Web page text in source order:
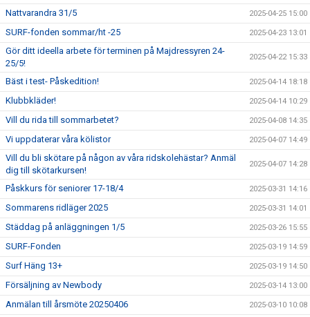
Nattvarandra 31/5 2025-04-25 15:00
SURF-fonden sommar/ht -25 2025-04-23 13:01
Gör ditt ideella arbete för terminen på Majdressyren 24-
25/5!
2025-04-22 15:33
Bäst i test- Påskedition! 2025-04-14 18:18
Klubbkläder! 2025-04-14 10:29
Vill du rida till sommarbetet? 2025-04-08 14:35
Vi uppdaterar våra kölistor 2025-04-07 14:49
Vill du bli skötare på någon av våra ridskolehästar? Anmäl
dig till skötarkursen!
2025-04-07 14:28
Påskkurs för seniorer 17-18/4 2025-03-31 14:16
Sommarens ridläger 2025 2025-03-31 14:01
Städdag på anläggningen 1/5 2025-03-26 15:55
SURF-Fonden 2025-03-19 14:59
Surf Häng 13+ 2025-03-19 14:50
Försäljning av Newbody 2025-03-14 13:00
Anmälan till årsmöte 20250406 2025-03-10 10:08